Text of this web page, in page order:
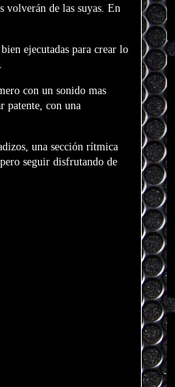
volverán de las suyas. En
ejecutadas para crear lo
con un sonido mas
patente, con una
una sección rítmica
seguir disfrutando de